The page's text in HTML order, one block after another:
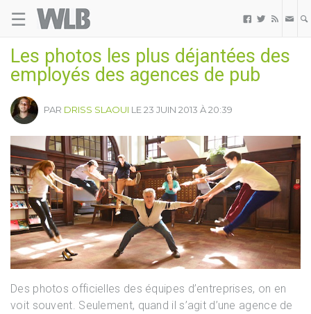
☰   
Les photos les plus déjantées des
employés des agences de pub
PAR DRISS SLAOUI LE 23 JUIN 2013 À 20:39
Des photos officielles des équipes d’entreprises, on en
voit souvent. Seulement, quand il s’agit d’une agence de